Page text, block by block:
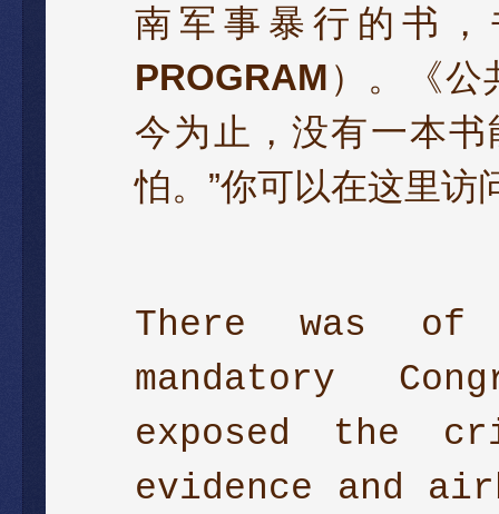
南军事暴行的书
PROGRAM ）。《公
今为止，没有一本
怕。”你可以在这里
There was
mandatory
exposed the
evidence and